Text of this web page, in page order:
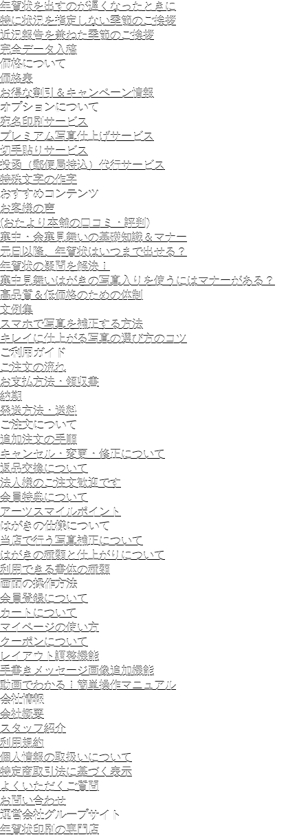
年賀状を出すのが遅くなったときに
特に状況を指定しない季節のご挨拶
近況報告を兼ねた季節のご挨拶
完全データ入稿
価格について
価格表
お得な割引＆キャンペーン情報
オプションについて
宛名印刷サービス
プレミアム写真仕上げサービス
切手貼りサービス
投函（郵便局持込）代行サービス
特殊文字の作字
おすすめコンテンツ
お客様の声
(おたより本舗の口コミ・評判)
寒中・余寒見舞いの基礎知識＆マナー
元日以降、年賀状はいつまで出せる？
年賀状の疑問を解決！
寒中見舞いはがきの写真入りを使うにはマナーがある？
高品質＆低価格のための体制
文例集
スマホで写真を補正する方法
キレイに仕上がる写真の選び方のコツ
ご利用ガイド
ご注文の流れ
お支払方法・領収書
納期
発送方法・送料
ご注文について
追加注文の手順
キャンセル・変更・修正について
返品交換について
法人様のご注文歓迎です
会員特典について
アーツスマイルポイント
はがきの仕様について
当店で行う写真補正について
はがきの種類と仕上がりについて
利用できる書体の種類
画面の操作方法
会員登録について
カートについて
マイページの使い方
クーポンについて
レイアウト調整機能
手書きメッセージ画像追加機能
動画でわかる！簡単操作マニュアル
会社情報
会社概要
スタッフ紹介
利用規約
個人情報の取扱いについて
特定商取引法に基づく表示
よくいただくご質問
お問い合わせ
運営会社グループサイト
年賀状印刷の専門店